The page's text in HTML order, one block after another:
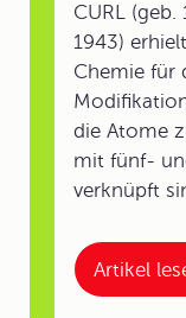
Artikel
CURL (geb.
1943)
Chemie für
die Atome
mit fünf-
verknüpft